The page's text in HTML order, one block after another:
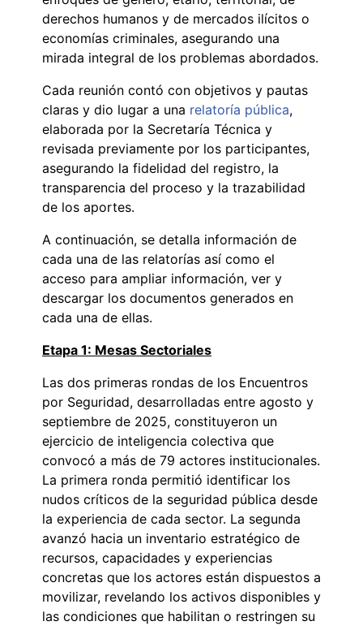
derechos humanos y de mercados ilícitos o
economías criminales, asegurando una
mirada integral de los problemas abordados.
Cada reunión contó con objetivos y pautas
claras y dio lugar a una relatoría pública,
elaborada por la Secretaría Técnica y
revisada previamente por los participantes,
asegurando la fidelidad del registro, la
transparencia del proceso y la trazabilidad
de los aportes.
A continuación, se detalla información de
cada una de las relatorías así como el
acceso para ampliar información, ver y
descargar los documentos generados en
cada una de ellas.
Etapa 1: Mesas Sectoriales
Las dos primeras rondas de los Encuentros
por Seguridad, desarrolladas entre agosto y
septiembre de 2025, constituyeron un
ejercicio de inteligencia colectiva que
convocó a más de 79 actores institucionales.
La primera ronda permitió identificar los
nudos críticos de la seguridad pública desde
la experiencia de cada sector. La segunda
avanzó hacia un inventario estratégico de
recursos, capacidades y experiencias
concretas que los actores están dispuestos a
movilizar, revelando los activos disponibles y
las condiciones que habilitan o restringen su